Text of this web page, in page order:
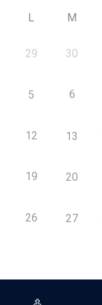
L M
29 30
5 6
12 13
19 20
26 27